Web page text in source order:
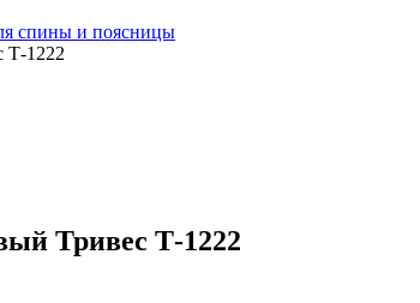
спины и поясницы
Т-1222
Тривес Т-1222